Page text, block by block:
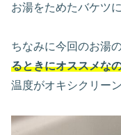
お湯をためたバケツ
ちなみに今回のお湯
るときにオススメな
温度がオキシクリー